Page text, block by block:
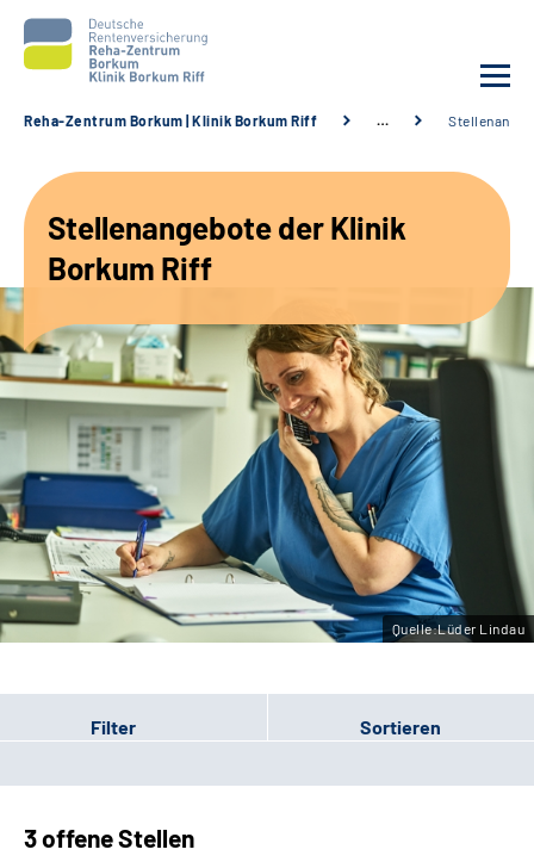
Unsere Angebote
Karriere
Sozialdienste & Zuweisende
Suche
Leichte Sprache
Gebärdensprache
Reha-Zentrum Borkum | Klinik Borkum Riff …
Stellenangebote der Klinik
Borkum Riff
Quelle:Lüder Lindau
Filter Sortieren
3 offene Stellen